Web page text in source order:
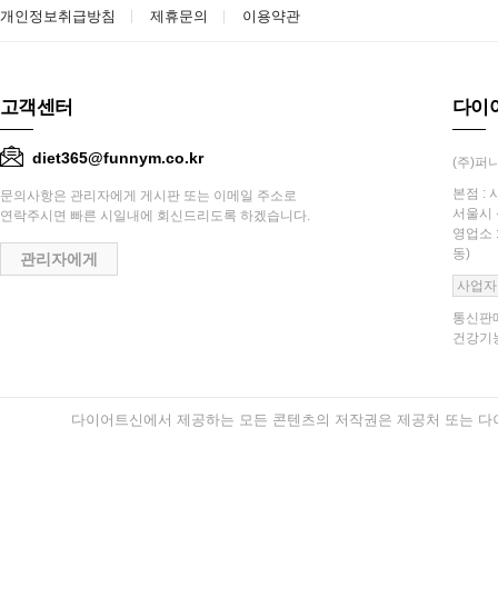
개인정보취급방침 제휴문의 이용약관
고객센터
diet365@funnym.co.kr
문의사항은 관리자에게 게시판 또는 이메일 주소로
연락주시면 빠른 시일내에 회신드리도록 하겠습니다.
관리자에게
다이
(주)퍼
본점 :
서울시
영업소
동)
사업
통신판
건강기
다이어트신에서 제공하는 모든 콘텐츠의 저작권은 제공처 또는